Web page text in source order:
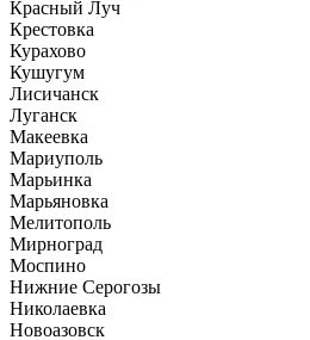
Красный Луч
Крестовка
Курахово
Кушугум
Лисичанск
Луганск
Макеевка
Мариуполь
Марьинка
Марьяновка
Мелитополь
Мирноград
Моспино
Нижние Серогозы
Николаевка
Новоазовск